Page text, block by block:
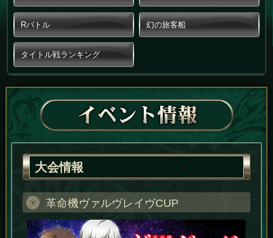
Rバトル 幻の旅客船
タイトル戦ランキング
大会情報
革命機ヴァルヴレイヴCUP